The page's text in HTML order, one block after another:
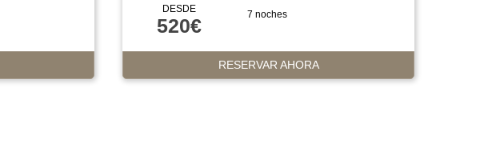
DESDE
520€ 7 noches
RESERVAR AHORA